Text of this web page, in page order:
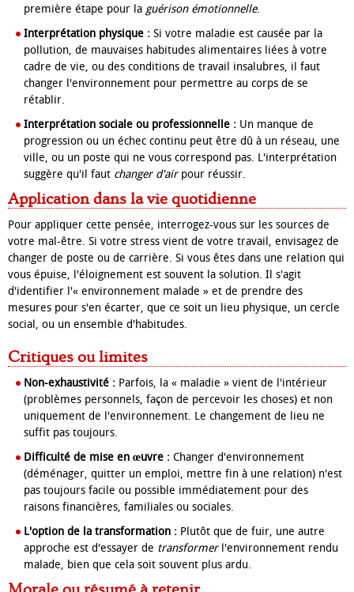
première étape pour la guérison émotionnelle.
Interprétation physique : Si votre maladie est causée par la
pollution, de mauvaises habitudes alimentaires liées à votre
cadre de vie, ou des conditions de travail insalubres, il faut
changer l'environnement pour permettre au corps de se
rétablir.
Interprétation sociale ou professionnelle : Un manque de
progression ou un échec continu peut être dû à un réseau, une
ville, ou un poste qui ne vous correspond pas. L'interprétation
suggère qu'il faut changer d'airpour réussir.
Application dans la vie quotidienne
Pour appliquer cette pensée, interrogez-vous sur les sources de
votre mal-être. Si votre stress vient de votre travail, envisagez de
changer de poste ou de carrière. Si vous êtes dans une relation qui
vous épuise, l'éloignement est souvent la solution. Il s'agit
d'identifier l'« environnement malade » et de prendre des
mesures pour s'en écarter, que ce soit un lieu physique, un cercle
social, ou un ensemble d'habitudes.
Critiques ou limites
Non-exhaustivité : Parfois, la « maladie » vient de l'intérieur
(problèmes personnels, façon de percevoir les choses) et non
uniquement de l'environnement. Le changement de lieu ne
suffit pas toujours.
Difficulté de mise en œuvre : Changer d'environnement
(déménager, quitter un emploi, mettre fin à une relation) n'est
pas toujours facile ou possible immédiatement pour des
raisons financières, familiales ou sociales.
L'option de la transformation : Plutôt que de fuir, une autre
approche est d'essayer de transformerl'environnement rendu
malade, bien que cela soit souvent plus ardu.